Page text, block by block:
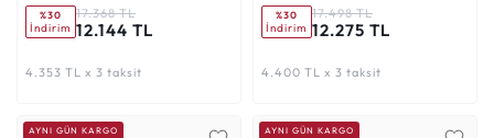
%30
İndirim
17.368 TL
12.144 TL
4.353 TL x 3 taksit
%30
İndirim
17.498 TL
12.275 TL
4.400 TL x 3 taksit
AYNI GÜN KARGO AYNI GÜN KARGO